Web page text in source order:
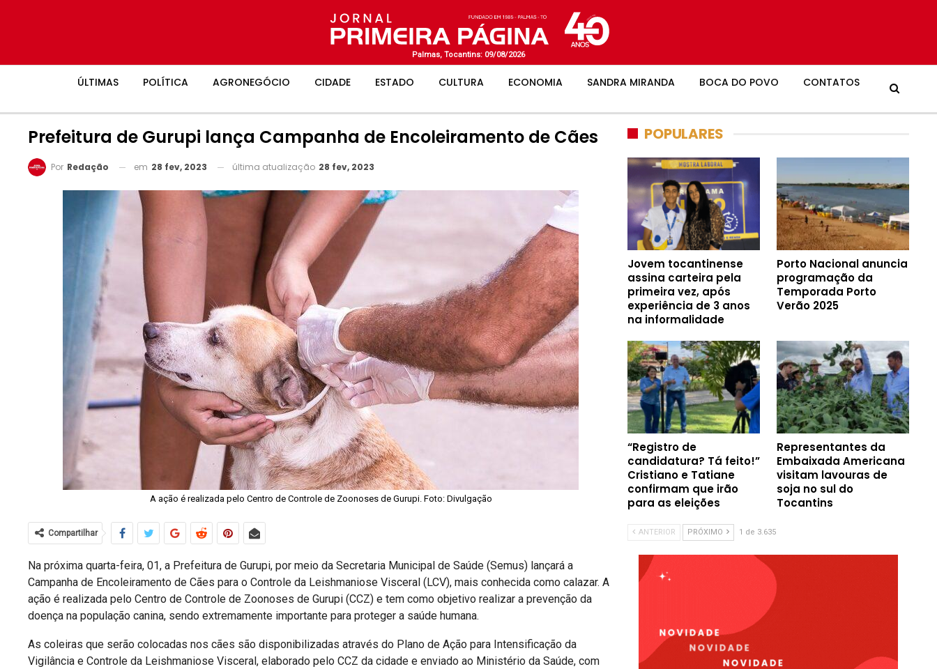
Palmas, Tocantins: 09/08/2026
ÚLTIMAS POLÍTICA AGRONEGÓCIO CIDADE ESTADO CULTURA ECONOMIA SANDRA MIRANDA BOCA DO POVO CONTATOS
Prefeitura de Gurupi lança Campanha de Encoleiramento de Cães
Por Redação em 28 fev, 2023 última atualização 28 fev, 2023
A ação é realizada pelo Centro de Controle de Zoonoses de Gurupi. Foto: Divulgação
Compartilhar
Na próxima quarta-feira, 01, a Prefeitura de Gurupi, por meio da Secretaria Municipal de Saúde (Semus) lançará a
Campanha de Encoleiramento de Cães para o Controle da Leishmaniose Visceral (LCV), mais conhecida como calazar. A
ação é realizada pelo Centro de Controle de Zoonoses de Gurupi (CCZ) e tem como objetivo realizar a prevenção da
doença na população canina, sendo extremamente importante para proteger a saúde humana.
As coleiras que serão colocadas nos cães são disponibilizadas através do Plano de Ação para Intensificação da
Vigilância e Controle da Leishmaniose Visceral, elaborado pelo CCZ da cidade e enviado ao Ministério da Saúde, com
POPULARES
Jovem tocantinense
assina carteira pela
primeira vez, após
experiência de 3 anos
na informalidade
Porto Nacional anuncia
programação da
Temporada Porto
Verão 2025
“Registro de
candidatura? Tá feito!”
Cristiano e Tatiane
confirmam que irão
para as eleições
Representantes da
Embaixada Americana
visitam lavouras de
soja no sul do
Tocantins
ANTERIOR PRÓXIMO 1 de 3.635